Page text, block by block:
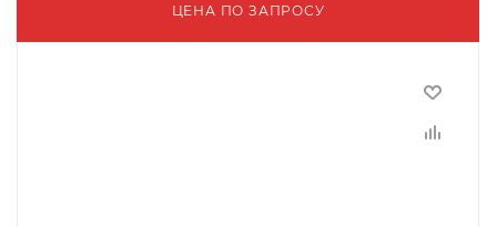
ЦЕНА ПО ЗАПРОСУ